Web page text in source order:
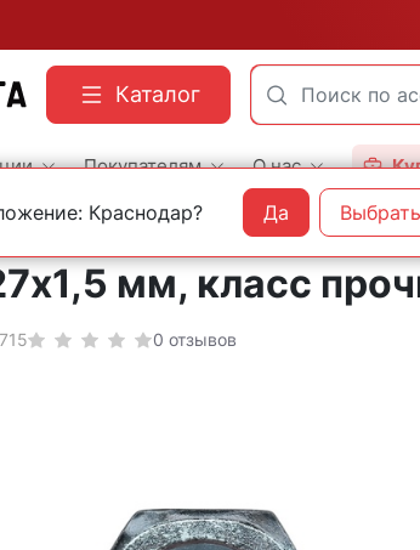
Каталог
Покупателям О нас
Крепеж с мелкой резьбой Гайки с мелкой резьбой DIN
мм, класс
0 отзывов
Краснодар? Да